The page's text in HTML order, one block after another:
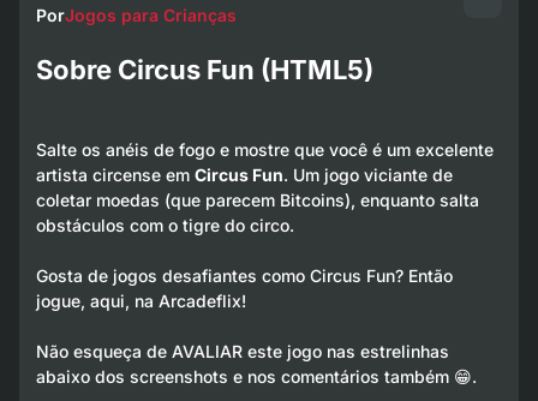
PorJogos para Crianças
Sobre Circus Fun (HTML5)
Salte os anéis de fogo e mostre que você é um excelente
artista circense em Circus Fun. Um jogo viciante de
coletar moedas (que parecem Bitcoins), enquanto salta
obstáculos com o tigre do circo.
Gosta de jogos desafiantes como Circus Fun? Então
jogue, aqui, na Arcadeflix!
Não esqueça de AVALIAR este jogo nas estrelinhas
abaixo dos screenshots e nos comentários também 😁.